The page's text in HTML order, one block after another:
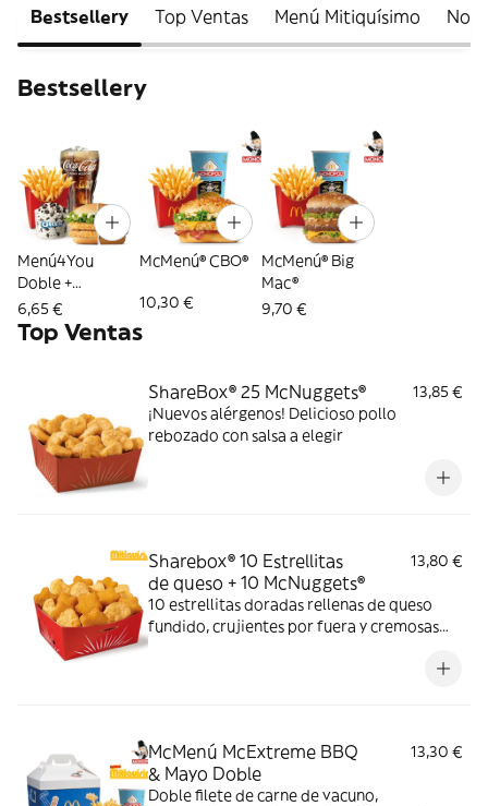
Bestsellery Top Ventas Menú Mitiquísimo
Bestsellery
Menú4You
Doble +
Complemento
6,65 €
McMenú® CBO®
10,30 €
McMenú® Big
Mac®
9,70 €
Top Ventas
ShareBox® 25 McNuggets®
13,85 €
¡Nuevos alérgenos! Delicioso pollo
rebozado con salsa a elegir
Sharebox® 10 Estrellitas
de queso + 10 McNuggets®
13,80 €
10 estrellitas doradas rellenas de queso
fundido, crujientes por fuera y cremosas
McMenú McExtreme BBQ
& Mayo Doble
13,30 €
Doble filete de carne de vacuno,